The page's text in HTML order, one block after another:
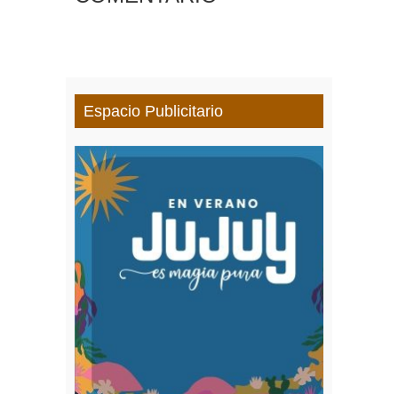
Espacio Publicitario